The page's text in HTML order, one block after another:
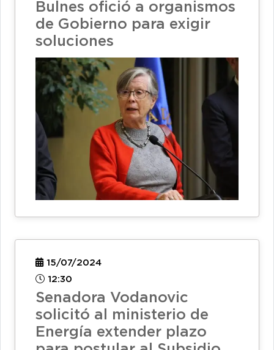
Bulnes ofició a organismos
de Gobierno para exigir
soluciones
15/07/2024
12:30
Senadora Vodanovic
solicitó al ministerio de
Energía extender plazo